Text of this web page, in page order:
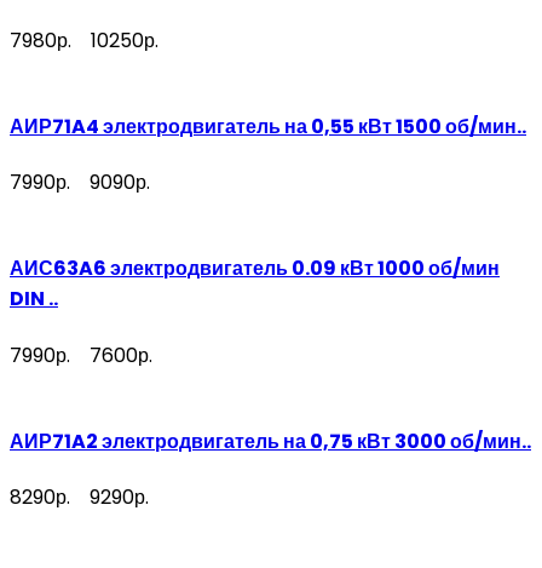
7980р. 10250р.
АИР71A4 электродвигатель на 0,55 кВт 1500 об/мин..
7990р. 9090р.
АИС63A6 электродвигатель 0.09 кВт 1000 об/мин
DIN ..
7990р. 7600р.
АИР71A2 электродвигатель на 0,75 кВт 3000 об/мин..
8290р. 9290р.